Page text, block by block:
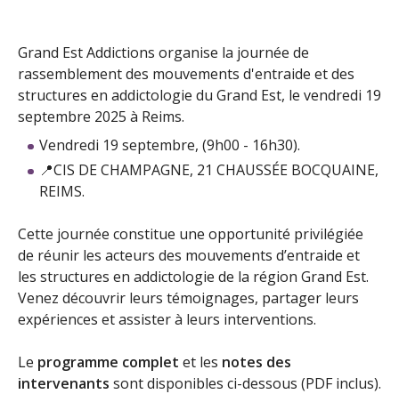
Grand Est Addictions organise la journée de
rassemblement des mouvements d'entraide et des
structures en addictologie du Grand Est, le vendredi 19
septembre 2025 à Reims.
Vendredi 19 septembre, (9h00 - 16h30).
📍CIS DE CHAMPAGNE, 21 CHAUSSÉE BOCQUAINE,
REIMS.
Cette journée constitue une opportunité privilégiée
de réunir les acteurs des mouvements d’entraide et
les structures en addictologie de la région Grand Est.
Venez découvrir leurs témoignages, partager leurs
expériences et assister à leurs interventions.
Le programme complet et les notes des
intervenants sont disponibles ci-dessous (PDF inclus).